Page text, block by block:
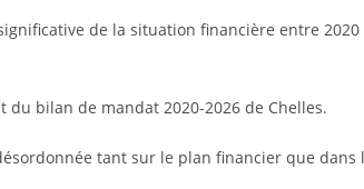
de la situation financière entre 2020
du bilan de mandat 2020-2026 de Chelles.
tant sur le plan financier que dans